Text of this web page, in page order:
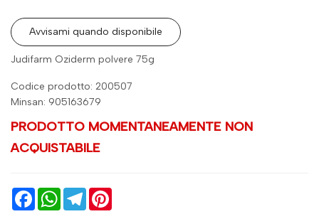
Avvisami quando disponibile
Judifarm Oziderm polvere 75g
Codice prodotto: 200507
Minsan: 905163679
PRODOTTO MOMENTANEAMENTE NON
ACQUISTABILE
FacebookWhatsAppTelegram